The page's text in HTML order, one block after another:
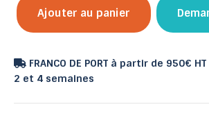
Ajouter au panier
FRANCO DE PORT à partir de 950€
2 et 4 semaines